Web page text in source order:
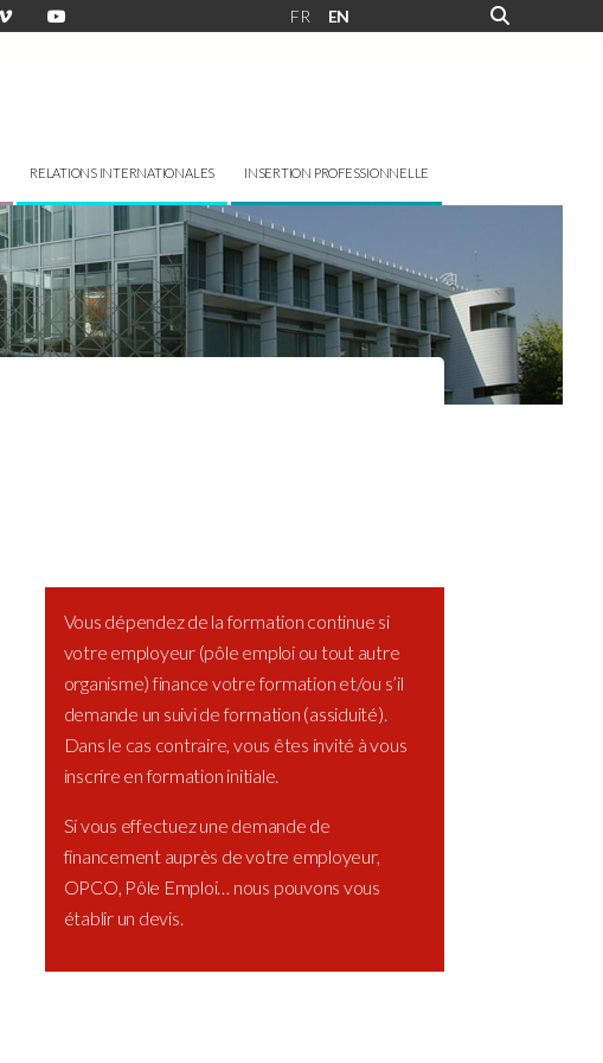
FR EN
RELATIONS INTERNATIONALES INSERTION PROFESSIONNELLE
Vous dépendez de la formation continue si
votre employeur (pôle emploi ou tout autre
organisme) finance votre formation et/ou s’il
demande un suivi de formation (assiduité).
Dans le cas contraire, vous êtes invité à vous
inscrire en formation initiale.
Si vous effectuez une demande de
financement auprès de votre employeur,
OPCO, Pôle Emploi… nous pouvons vous
établir un devis.